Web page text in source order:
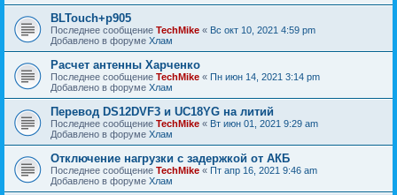
BLTouch+p905
Последнее сообщение TechMike « Вс окт 10, 2021 4:59 pm
Добавлено в форуме Хлам
Расчет антенны Харченко
Последнее сообщение TechMike « Пн июн 14, 2021 3:14 pm
Добавлено в форуме Хлам
Перевод DS12DVF3 и UC18YG на литий
Последнее сообщение TechMike « Вт июн 01, 2021 9:29 am
Добавлено в форуме Хлам
Отключение нагрузки с задержкой от АКБ
Последнее сообщение TechMike « Пт апр 16, 2021 9:46 am
Добавлено в форуме Хлам